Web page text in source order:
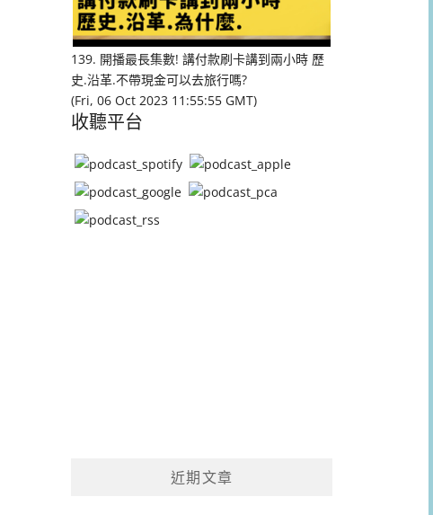
低
量。
139. 開播最長集數! 講付款刷卡講到兩小時 歷
史.沿革.不帶現金可以去旅行嗎?
(Fri, 06 Oct 2023 11:55:55 GMT)
收聽平台
近期文章